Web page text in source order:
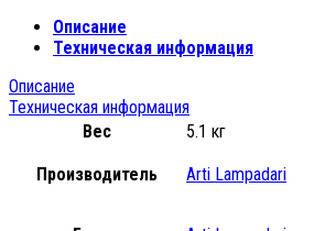
Описание
Техническая информация
Описание
Техническая информация
Вес
5.1 кг
Производитель Arti Lampadari